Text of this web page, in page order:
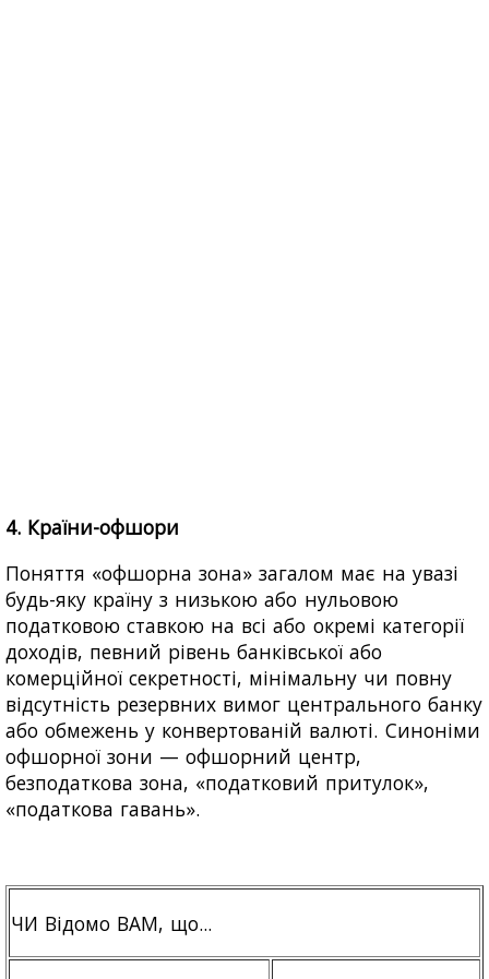
4. Країни-офшори
Поняття «офшорна зона» загалом має на увазі
будь-яку країну з низькою або нульовою
податковою ставкою на всі або окремі категорії
доходів, певний рівень банківської або
комерційної секретності, мінімальну чи повну
відсутність резервних вимог центрального банку
або обмежень у конвертованій валюті. Синоніми
офшорної зони — офшорний центр,
безподаткова зона, «податковий притулок»,
«податкова гавань».
ЧИ Відомо ВАМ, що...